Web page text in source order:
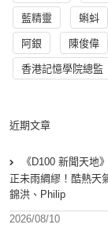
藍精靈 蝌蚪
阿銀 陳俊偉
香港記憶學院總監
近期文章
《D100 新聞天地
正未雨綢繆！酷熱天
錦洪、Philip
2026/08/10